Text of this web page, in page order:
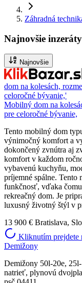
Záhradná
Najnovšie inzeráty
Najnovšie
dom na kolesách,
celoročné bývanie,'
Mobilný dom na
pre celoročné bývanie,
Tento mobilný dom
výnimočný komfort a
dokončený zvnútra aj
komfort v každom
vybavenú kuchyňu,
príjemné spálne. Tento
funkčnosť, vďaka
rekreačný dom. Je
luxusný životný štýl v
13 900 € Bratislava,
Kliknutím prejdete
Demižony
Demižony 50l-20e,
natrieť, plynovú